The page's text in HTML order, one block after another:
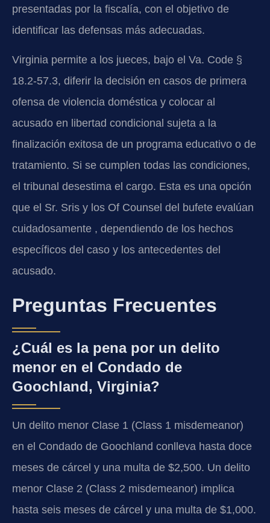
presentadas por la fiscalía, con el objetivo de
identificar las defensas más adecuadas.
Virginia permite a los jueces, bajo el Va. Code §
18.2-57.3, diferir la decisión en casos de primera
ofensa de violencia doméstica y colocar al
acusado en libertad condicional sujeta a la
finalización exitosa de un programa educativo o de
tratamiento. Si se cumplen todas las condiciones,
el tribunal desestima el cargo. Esta es una opción
que el Sr. Sris y los Of Counsel del bufete evalúan
cuidadosamente , dependiendo de los hechos
específicos del caso y los antecedentes del
acusado.
Preguntas Frecuentes
¿Cuál es la pena por un delito
menor en el Condado de
Goochland, Virginia?
Un delito menor Clase 1 (Class 1 misdemeanor)
en el Condado de Goochland conlleva hasta doce
meses de cárcel y una multa de $2,500. Un delito
menor Clase 2 (Class 2 misdemeanor) implica
hasta seis meses de cárcel y una multa de $1,000.